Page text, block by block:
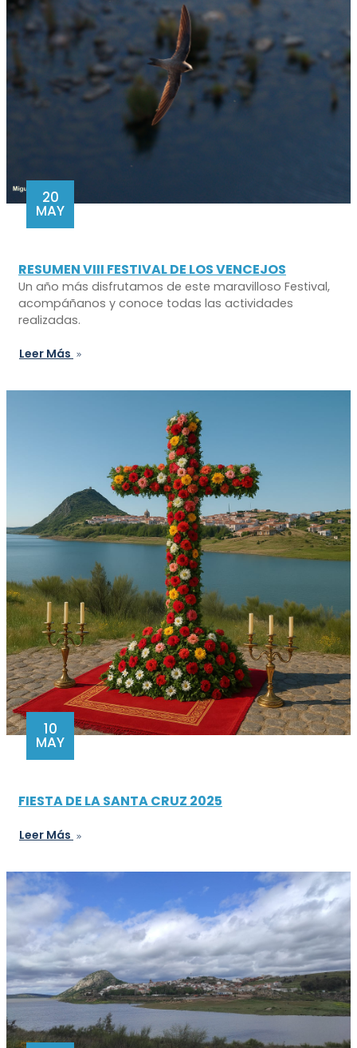
20
MAY
RESUMEN VIII FESTIVAL DE LOS VENCEJOS
Un año más disfrutamos de este maravilloso Festival,
acompáñanos y conoce todas las actividades
realizadas.
Leer Más
10
MAY
FIESTA DE LA SANTA CRUZ 2025
Leer Más